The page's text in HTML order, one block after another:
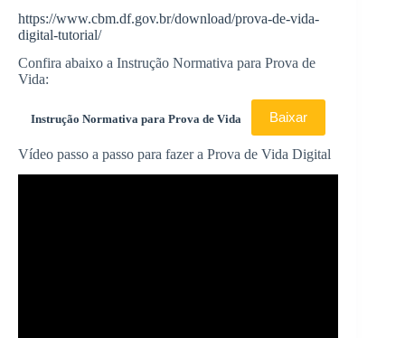
https://www.cbm.df.gov.br/download/prova-de-vida-
digital-tutorial/
Confira abaixo a Instrução Normativa para Prova de
Vida:
Instrução Normativa para Prova de Vida Baixar
Vídeo passo a passo para fazer a Prova de Vida Digital